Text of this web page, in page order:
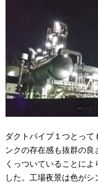
ダクトパイプ１つとっ
ンクの存在感も抜群の
くっついていることに
した。工場夜景は色が